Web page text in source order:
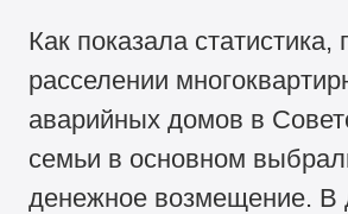
Как показала статистика,
расселении
аварийных домов в
семьи в основном
денежное возмещение. В